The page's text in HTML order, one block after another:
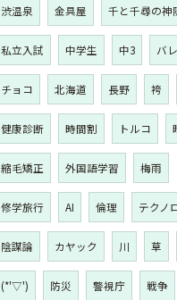
渋温泉 金具屋 千と千尋の神
私立入試 中学生 中3 バ
チョコ 北海道 長野 袴
健康診断 時間割 トルコ
縮毛矯正 外国語学習 梅雨
修学旅行 AI 倫理 テクノ
陰謀論 カヤック 川 草
(*'▽') 防災 警視庁 戦争